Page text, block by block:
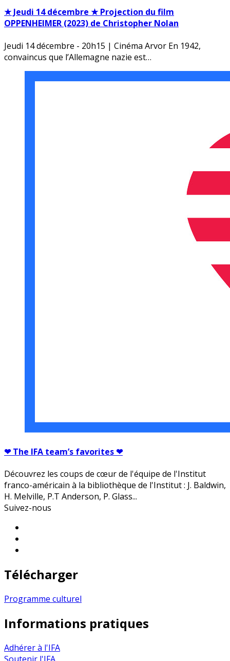
★ Jeudi 14 décembre ★ Projection du film
OPPENHEIMER (2023) de Christopher Nolan
Jeudi 14 décembre - 20h15 | Cinéma Arvor En 1942,
convaincus que l’Allemagne nazie est…
❤ The IFA team’s favorites ❤
Découvrez les coups de cœur de l'équipe de l'Institut
franco-américain à la bibliothèque de l'Institut : J. Baldwin,
H. Melville, P.T Anderson, P. Glass...
Suivez-nous
Télécharger
Programme culturel
Informations pratiques
Adhérer à l'IFA